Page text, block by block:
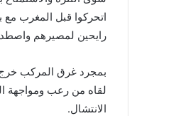
اتحركوا قبل المغرب
رايحين لمصيرهم
بمجرد غرق المركب خرج
لقاه من رعب ومواجهة
الانتشال.